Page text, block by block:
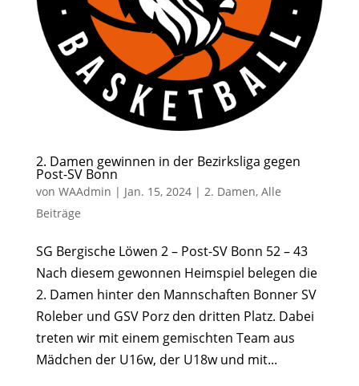
2. Damen gewinnen in der Bezirksliga gegen
Post-SV Bonn
von WAAdmin | Jan. 15, 2024| 2. Damen, Alle
Beiträge
SG Bergische Löwen 2 – Post-SV Bonn 52 – 43
Nach diesem gewonnen Heimspiel belegen die
2. Damen hinter den Mannschaften Bonner SV
Roleber und GSV Porz den dritten Platz. Dabei
treten wir mit einem gemischten Team aus
Mädchen der U16w, der U18w und mit...